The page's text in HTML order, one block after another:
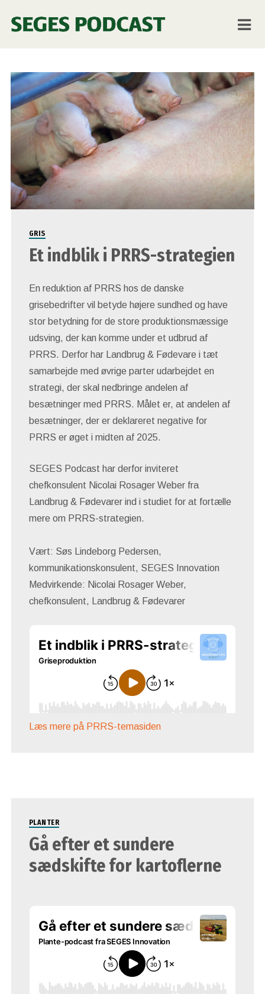
Strategi
GRIS
Et indblik i PRRS-strategien
En reduktion af PRRS hos de danske
grisebedrifter vil betyde højere sundhed og have
stor betydning for de store produktionsmæssige
udsving, der kan komme under et udbrud af
PRRS. Derfor har Landbrug & Fødevare i tæt
samarbejde med øvrige parter udarbejdet en
strategi, der skal nedbringe andelen af
besætninger med PRRS. Målet er, at andelen af
besætninger, der er deklareret negative for
PRRS er øget i midten af 2025.
SEGES Podcast har derfor inviteret
chefkonsulent Nicolai Rosager Weber fra
Landbrug & Fødevarer ind i studiet for at fortælle
mere om PRRS-strategien.
Vært: Søs Lindeborg Pedersen,
kommunikationskonsulent, SEGES Innovation
Medvirkende: Nicolai Rosager Weber,
chefkonsulent, Landbrug & Fødevarer
Læs mere på PRRS-temasiden
PLANTER
Gå efter et sundere
sædskifte for kartoflerne